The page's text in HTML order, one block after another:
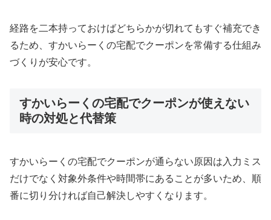
経路を二本持っておけばどちらかが切れてもすぐ補充でき
るため、すかいらーくの宅配でクーポンを常備する仕組み
づくりが安心です。
すかいらーくの宅配でクーポンが使えない
時の対処と代替策
すかいらーくの宅配でクーポンが通らない原因は入力ミス
だけでなく対象外条件や時間帯にあることが多いため、順
番に切り分ければ自己解決しやすくなります。